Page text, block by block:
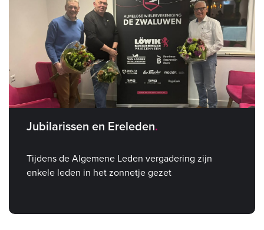
Jubilarissen en Ereleden
Tijdens de Algemene Leden vergadering zijn
enkele leden in het zonnetje gezet